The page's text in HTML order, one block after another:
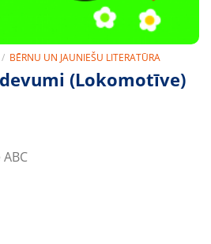
/ BĒRNU UN JAUNIEŠU LITERATŪRA
(Lokomotīve)